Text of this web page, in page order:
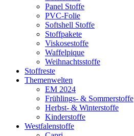
Panel Stoffe
PVC-Folie
Softshell Stoffe
Stoffpakete
Viskosestoffe
Waffelpique
Weihnachtsstoffe
Stoffreste
Themenwelten
EM 2024
Frühlings- & Sommerstoffe
Herbst- & Winterstoffe
Kinderstoffe
Westfalenstoffe